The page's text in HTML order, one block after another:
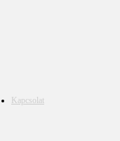
Kapcsolat